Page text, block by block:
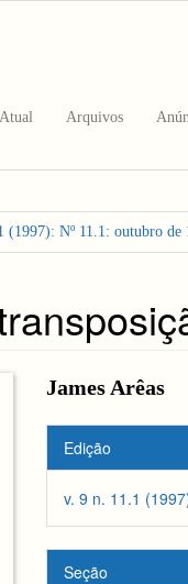
Atual Arquivos
(1997): Nº 11.1: outubro de
Conteúdo
do
artigo
principal
James Arêas
Detalhes
do
artigo
Edição
v. 9 n. 11.1
Seção